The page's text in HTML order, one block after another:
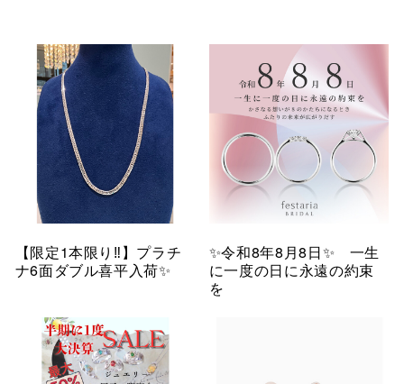
【限定1本限り‼︎】プラチ
ナ6面ダブル喜平入荷✨
✨令和8年8月8日✨ 一生
に一度の日に永遠の約束
を